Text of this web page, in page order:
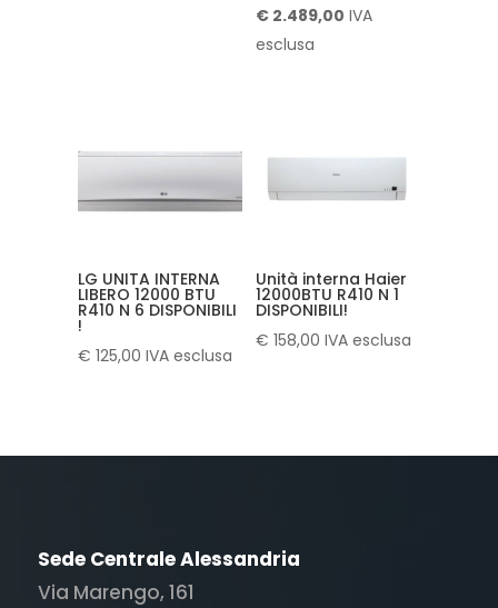
prezzo
€ 2.489,00 IlIVA
esclusa
LG UNITA INTERNA
LIBERO 12000 BTU
R410 N 6 DISPONIBILI
!
€ 125,00 IVA esclusa
Unità interna Haier
12000BTU R410 N 1
DISPONIBILI!
€ 158,00 IVA esclusa
Sede Centrale Alessandria
Via Marengo, 161